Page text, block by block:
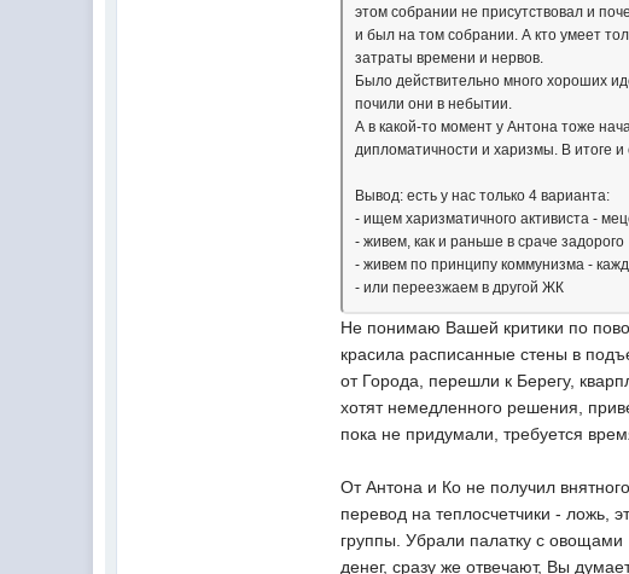
этом собрании не присутствовал и
и был на том собрании. А кто умеет
затраты времени и нервов.
Было действительно много хороших
почили они в небытии.
А в какой-то момент у Антона тоже
дипломатичности и харизмы. В итоге
Вывод: есть у нас только 4 варианта:
- ищем харизматичного активиста -
- живем, как и раньше в сраче задорого
- живем по принципу коммунизма -
- или переезжаем в другой ЖК
Не понимаю Вашей критики по
красила расписанные стены в
от Города, перешли к Берегу,
хотят немедленного решения,
пока не придумали, требуется
От Антона и Ко не получил
перевод на теплосчетчики - ложь,
группы. Убрали палатку с овощами
денег, сразу же отвечают, Вы